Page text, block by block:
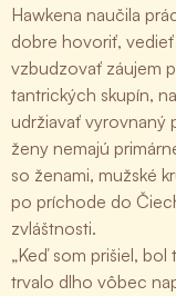
Hawkena naučila
dobre hovoriť,
vzbudzovať záujem
tantrických skupín,
udržiavať vyrovnaný
ženy nemajú
so ženami, mužské
po príchode do
zvláštnosti.
„Keď som prišiel,
trvalo dlho vôbec